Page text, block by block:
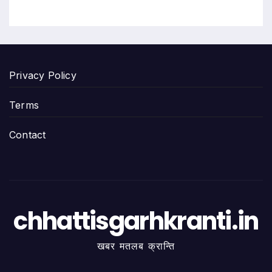
Privacy Policy
Terms
Contact
chhattisgarhkranti.in
खबर मतलब क्रान्ति